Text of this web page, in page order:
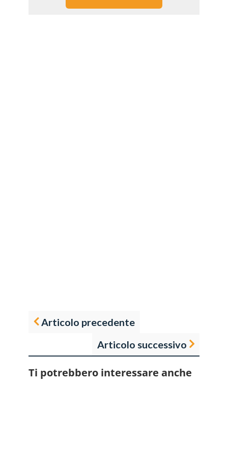
Articolo precedente
Articolo successivo
Ti potrebbero interessare anche